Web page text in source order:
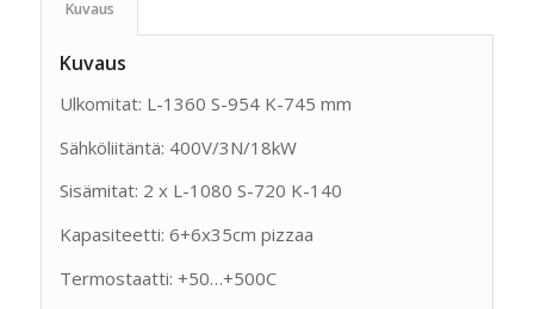
Kuvaus
Kuvaus
Ulkomitat: L-1360 S-954 K-745 mm
Sähköliitäntä: 400V/3N/18kW
Sisämitat: 2 x L-1080 S-720 K-140
Kapasiteetti: 6+6x35cm pizzaa
Termostaatti: +50…+500C